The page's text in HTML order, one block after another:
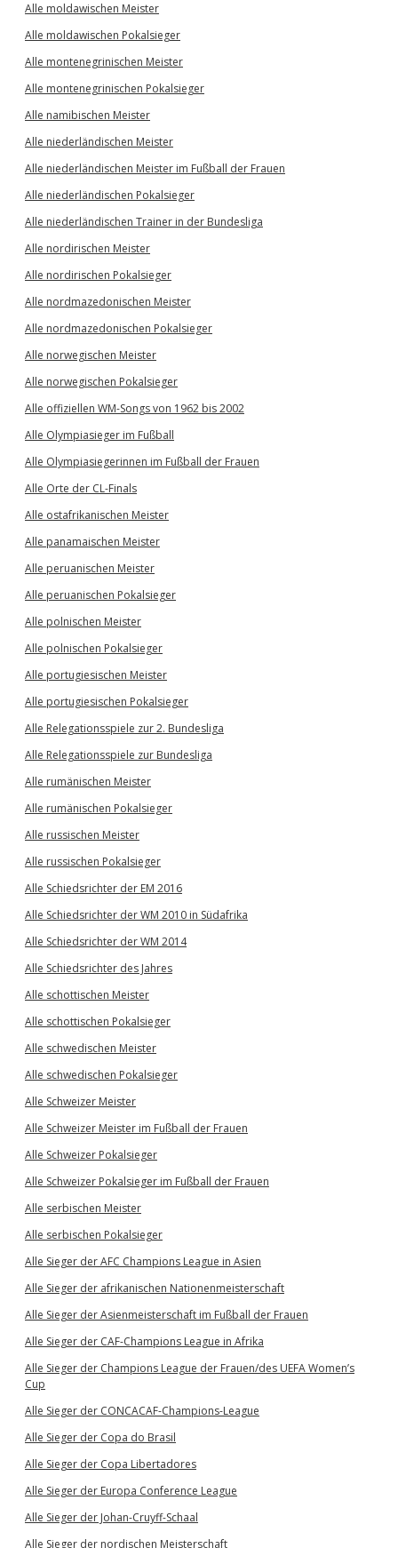
Alle moldawischen Meister
Alle moldawischen Pokalsieger
Alle montenegrinischen Meister
Alle montenegrinischen Pokalsieger
Alle namibischen Meister
Alle niederländischen Meister
Alle niederländischen Meister im Fußball der Frauen
Alle niederländischen Pokalsieger
Alle niederländischen Trainer in der Bundesliga
Alle nordirischen Meister
Alle nordirischen Pokalsieger
Alle nordmazedonischen Meister
Alle nordmazedonischen Pokalsieger
Alle norwegischen Meister
Alle norwegischen Pokalsieger
Alle offiziellen WM-Songs von 1962 bis 2002
Alle Olympiasieger im Fußball
Alle Olympiasiegerinnen im Fußball der Frauen
Alle Orte der CL-Finals
Alle ostafrikanischen Meister
Alle panamaischen Meister
Alle peruanischen Meister
Alle peruanischen Pokalsieger
Alle polnischen Meister
Alle polnischen Pokalsieger
Alle portugiesischen Meister
Alle portugiesischen Pokalsieger
Alle Relegationsspiele zur 2. Bundesliga
Alle Relegationsspiele zur Bundesliga
Alle rumänischen Meister
Alle rumänischen Pokalsieger
Alle russischen Meister
Alle russischen Pokalsieger
Alle Schiedsrichter der EM 2016
Alle Schiedsrichter der WM 2010 in Südafrika
Alle Schiedsrichter der WM 2014
Alle Schiedsrichter des Jahres
Alle schottischen Meister
Alle schottischen Pokalsieger
Alle schwedischen Meister
Alle schwedischen Pokalsieger
Alle Schweizer Meister
Alle Schweizer Meister im Fußball der Frauen
Alle Schweizer Pokalsieger
Alle Schweizer Pokalsieger im Fußball der Frauen
Alle serbischen Meister
Alle serbischen Pokalsieger
Alle Sieger der AFC Champions League in Asien
Alle Sieger der afrikanischen Nationenmeisterschaft
Alle Sieger der Asienmeisterschaft im Fußball der Frauen
Alle Sieger der CAF-Champions League in Afrika
Alle Sieger der Champions League der Frauen/des UEFA Women’s
Cup
Alle Sieger der CONCACAF-Champions-League
Alle Sieger der Copa do Brasil
Alle Sieger der Copa Libertadores
Alle Sieger der Europa Conference League
Alle Sieger der Johan-Cruyff-Schaal
Alle Sieger der nordischen Meisterschaft